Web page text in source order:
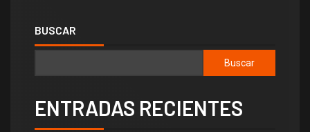
BUSCAR
Buscar
ENTRADAS RECIENTES